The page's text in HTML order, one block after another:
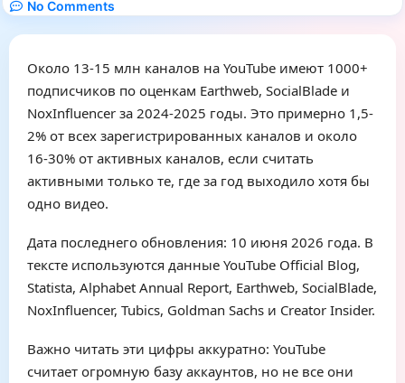
No Comments
Около 13-15 млн каналов на YouTube имеют 1000+
подписчиков по оценкам Earthweb, SocialBlade и
NoxInfluencer за 2024-2025 годы. Это примерно 1,5-
2% от всех зарегистрированных каналов и около
16-30% от активных каналов, если считать
активными только те, где за год выходило хотя бы
одно видео.
Дата последнего обновления: 10 июня 2026 года. В
тексте используются данные YouTube Official Blog,
Statista, Alphabet Annual Report, Earthweb, SocialBlade,
NoxInfluencer, Tubics, Goldman Sachs и Creator Insider.
Важно читать эти цифры аккуратно: YouTube
считает огромную базу аккаунтов, но не все они